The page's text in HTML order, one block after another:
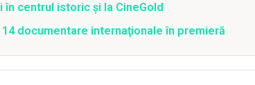
centrul istoric și la CineGold
documentare internaţionale în premieră